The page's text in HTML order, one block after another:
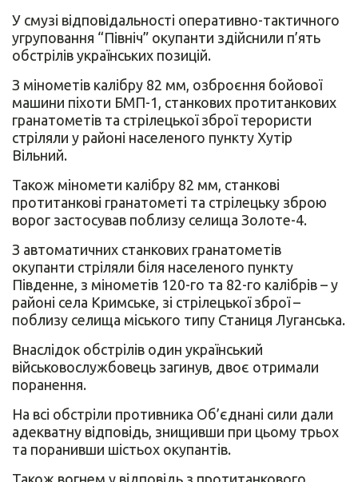
У смузі відповідальності оперативно-тактичного
угруповання “Північ” окупанти здійснили п’ять
обстрілів українських позицій.
З мінометів калібру 82 мм, озброєння бойової
машини піхоти БМП-1, станкових протитанкових
гранатометів та стрілецької зброї терористи
стріляли у районі населеного пункту Хутір
Вільний.
Також міномети калібру 82 мм, станкові
протитанкові гранатометі та стрілецьку зброю
ворог застосував поблизу селища Золоте-4.
З автоматичних станкових гранатометів
окупанти стріляли біля населеного пункту
Південне, з мінометів 120-го та 82-го калібрів – у
районі села Кримське, зі стрілецької зброї –
поблизу селища міського типу Станиця Луганська.
Внаслідок обстрілів один український
військовослужбовець загинув, двоє отримали
поранення.
На всі обстріли противника Об’єднані сили дали
адекватну відповідь, знищивши при цьому трьох
та поранивши шістьох окупантів.